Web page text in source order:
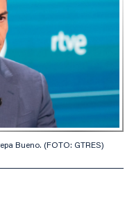
Bueno. (FOTO: GTRES)